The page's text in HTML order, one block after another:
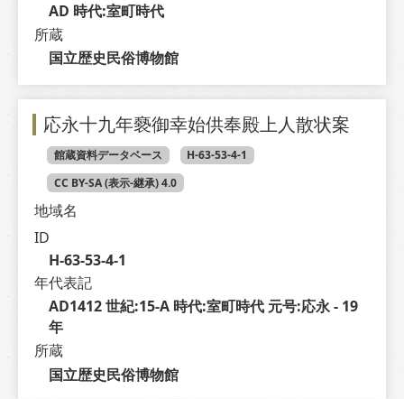
AD 時代:室町時代
所蔵
国立歴史民俗博物館
応永十九年褻御幸始供奉殿上人散状案
館蔵資料データベース
H-63-53-4-1
CC BY-SA (表示-継承) 4.0
地域名
ID
H-63-53-4-1
年代表記
AD1412 世紀:15-A 時代:室町時代 元号:応永 - 19
年
所蔵
国立歴史民俗博物館